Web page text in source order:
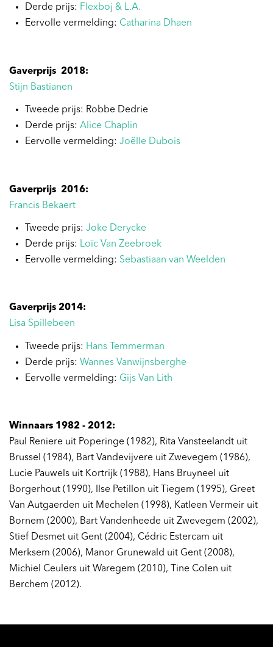
Derde prijs: Flexboj & L.A.
Eervolle vermelding: Catharina Dhaen
Gaverprijs 2018:
Stijn Bastianen
Tweede prijs: Robbe Dedrie
Derde prijs:Alice Chaplin
Eervolle vermelding:Joëlle Dubois
Gaverprijs 2016:
Francis Bekaert
Tweede prijs:Joke Derycke
Derde prijs: Loïc Van Zeebroek
Eervolle vermelding: Sebastiaan van Weelden
Gaverprijs 2014:
Lisa Spillebeen
Tweede prijs: Hans Temmerman
Derde prijs: Wannes Vanwijnsberghe
Eervolle vermelding: Gijs Van Lith
Winnaars 1982 - 2012:
Paul Reniere uit Poperinge (1982), Rita Vansteelandt uit
Brussel (1984), Bart Vandevijvere uit Zwevegem (1986),
Lucie Pauwels uit Kortrijk (1988), Hans Bruyneel uit
Borgerhout (1990), Ilse Petillon uit Tiegem (1995), Greet
Van Autgaerden uit Mechelen (1998), Katleen Vermeir uit
Bornem (2000), Bart Vandenheede uit Zwevegem (2002),
Stief Desmet uit Gent (2004), Cédric Estercam uit
Merksem (2006), Manor Grunewald uit Gent (2008),
Michiel Ceulers uit Waregem (2010), Tine Colen uit
Berchem (2012).